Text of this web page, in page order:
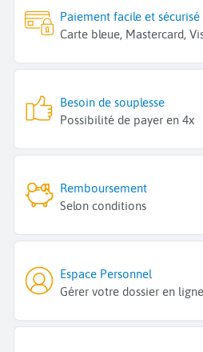
Paiement facile et sécurisé
Carte bleue, Mastercard,
Besoin de souplesse
Possibilité de payer en 4x
Remboursement
Selon conditions
Espace Personnel
Gérer votre dossier en ligne